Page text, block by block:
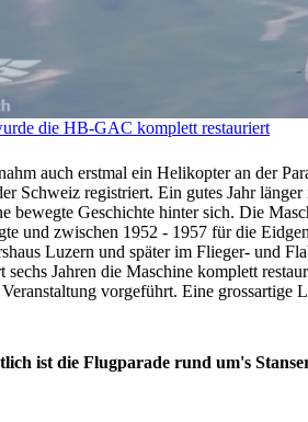
die HB-GAC komplett restauriert
auch erstmal ein Helikopter an der
Schweiz registriert. Ein gutes Jahr
bewegte Geschichte hinter sich. Die
und zwischen 1952 - 1957 für die
Luzern und später im Flieger- und
sechs Jahren die Maschine komplett
vorgeführt. Eine grossartige
ist die Flugparade rund um's